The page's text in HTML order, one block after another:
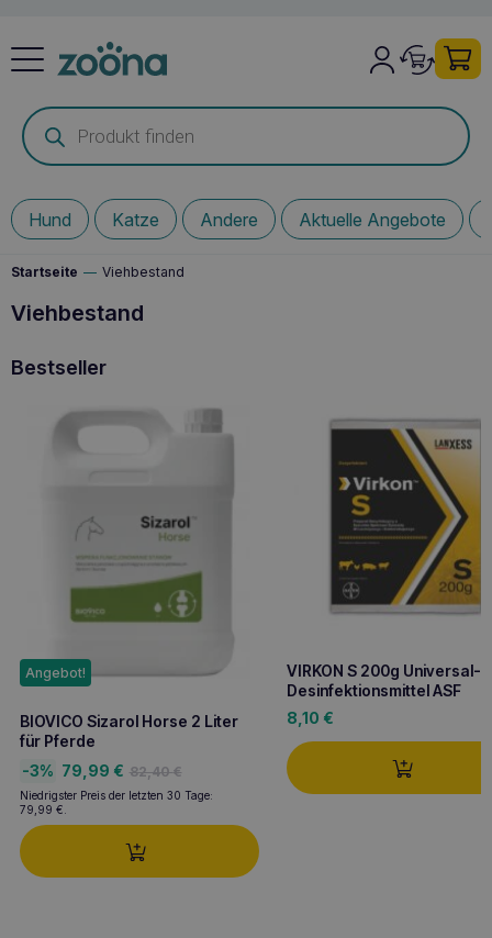
Products
search
Hund Katze Andere Aktuelle Angebote
Startseite — Viehbestand
Viehbestand
Bestseller
Angebot!
Niedrigster Preis der letzten 30 Tage:
79,99 €
BIOVICO Sizarol Horse 2 Liter
für Pferde
-3%
82,40€
Ursprünglicher
Preis
war:
82,40 €
79,99 €
Aktueller
Preis
ist:
79,99 €.
VIRKON S 200g Universal-
Desinfektionsmittel ASF
8,10 €